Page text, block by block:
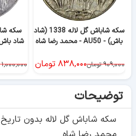
سکه شاباش گل لاله 1338 (شاد
باش) - AU50 - محمد رضا شاه
۹۰۹,۰۰۰ تومان۸۳۸,۰۰۰ تومان ۱,۰۰۰,۰۰۰
توضیحات